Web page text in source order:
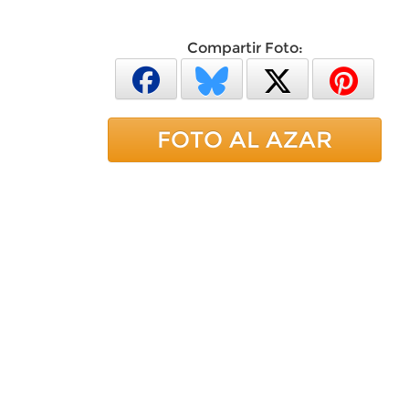
Compartir Foto:
FOTO AL AZAR